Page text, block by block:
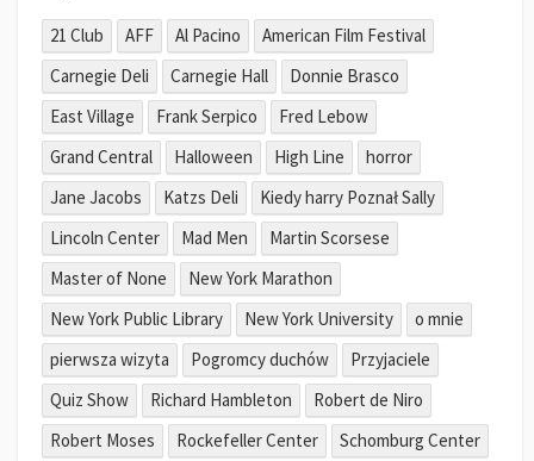
21 Club AFF Al Pacino
American Film Festival
Carnegie Deli
Carnegie Hall
Donnie Brasco
East Village
Frank Serpico
Fred Lebow
Grand Central
Halloween High Line
horror
Jane Jacobs
Katzs Deli
Kiedy harry Poznał Sally
Lincoln Center
Mad Men
Martin Scorsese
Master of None
New York Marathon
New York Public Library
New York University
o mnie
pierwsza wizyta
Pogromcy duchów
Przyjaciele
Quiz Show
Richard Hambleton
Robert de Niro
Robert Moses
Rockefeller Center
Schomburg Center